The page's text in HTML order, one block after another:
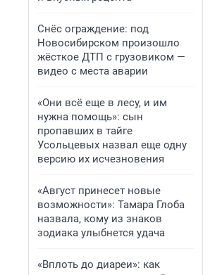
Снёс ограждение: под
Новосибирском произошло
жёсткое ДТП с грузовиком —
видео с места аварии
«Они всё еще в лесу, и им
нужна помощь»: сын
пропавших в тайге
Усольцевых назвал еще одну
версию их исчезновения
«Август принесет новые
возможности»: Тамара Глоба
назвала, кому из знаков
зодиака улыбнется удача
«Вплоть до диареи»: как